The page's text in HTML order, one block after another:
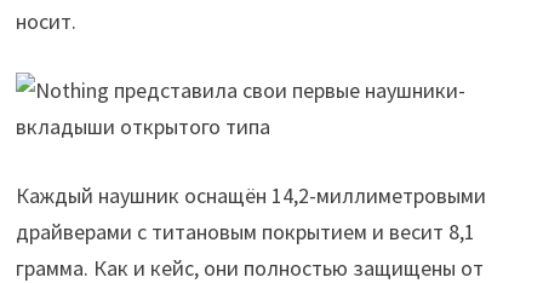
носит.
Каждый наушник оснащён 14,2-миллиметровыми
драйверами с титановым покрытием и весит 8,1
грамма. Как и кейс, они полностью защищены от